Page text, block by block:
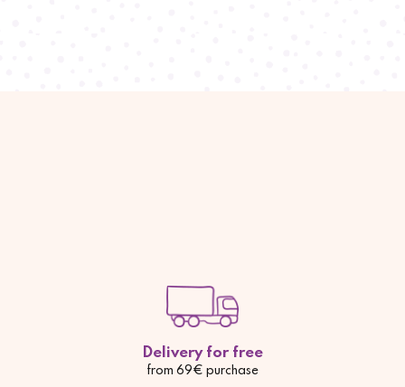
Delivery for free
from 69€ purchase